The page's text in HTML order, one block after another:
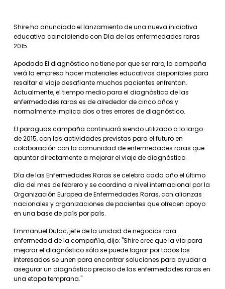
Shire ha anunciado el lanzamiento de una nueva iniciativa
educativa coincidiendo con Día de las enfermedades raras
2015.
Apodado El diagnóstico no tiene por que ser raro, la campaña
verá la empresa hacer materiales educativos disponibles para
resaltar el viaje desafiante muchos pacientes enfrentan.
Actualmente, el tiempo medio para el diagnóstico de las
enfermedades raras es de alrededor de cinco años y
normalmente implica dos o tres errores de diagnóstico.
El paraguas campaña continuará siendo utilizado a lo largo
de 2015, con las actividades previstas para el futuro en
colaboración con la comunidad de enfermedades raras que
apuntar directamente a mejorar el viaje de diagnóstico.
Día de las Enfermedades Raras se celebra cada año el último
día del mes de febrero y se coordina a nivel internacional por la
Organización Europea de Enfermedades Raras, con alianzas
nacionales y organizaciones de pacientes que ofrecen apoyo
en una base de país por país.
Emmanuel Dulac, jefe de la unidad de negocios rara
enfermedad de la compañía, dijo: "Shire cree que la vía para
mejorar el diagnóstico sólo se puede lograr por todos los
interesados ​​se unen para encontrar soluciones para ayudar a
asegurar un diagnóstico preciso de las enfermedades raras en
una etapa temprana."